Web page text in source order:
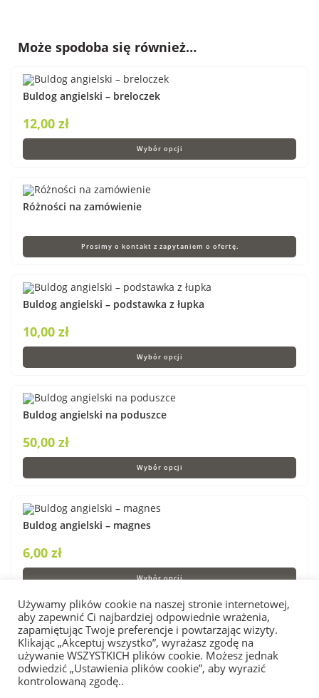
Może spodoba się również…
Buldog angielski – breloczek
12,00zł
Wybór opcji
Różności na zamówienie
Prosimy o kontakt z zapytaniem o ofertę.
Buldog angielski – podstawka z łupka
10,00zł
Wybór opcji
Buldog angielski na poduszce
50,00zł
Wybór opcji
Buldog angielski – magnes
6,00zł
Wybór opcji
Buldog angielski „na słodko” – foremki do ciastek
45,00zł – 60,00zł
Używamy plików cookie na naszej stronie internetowej,
aby zapewnić Ci najbardziej odpowiednie wrażenia,
zapamiętując Twoje preferencje i powtarzając wizyty.
Klikając „Akceptuj wszystko”, wyrażasz zgodę na
używanie WSZYSTKICH plików cookie. Możesz jednak
odwiedzić „Ustawienia plików cookie”, aby wyrazić
kontrolowaną zgodę..